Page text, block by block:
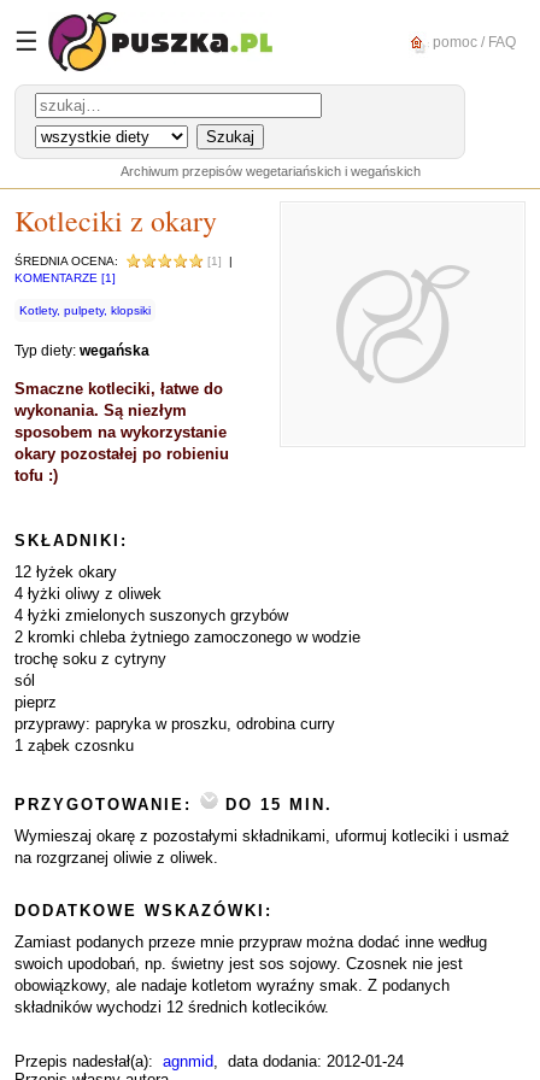
☰ pomoc / FAQ
Archiwum przepisów wegetariańskich i wegańskich
Kotleciki z okary
ŚREDNIA OCENA: [1]
|
KOMENTARZE [1]
Kotlety, pulpety, klopsiki
Typ diety: wegańska
Smaczne kotleciki, łatwe do
wykonania. Są niezłym
sposobem na wykorzystanie
okary pozostałej po robieniu
tofu :)
SKŁADNIKI:
12 łyżek okary
4 łyżki oliwy z oliwek
4 łyżki zmielonych suszonych grzybów
2 kromki chleba żytniego zamoczonego w wodzie
trochę soku z cytryny
sól
pieprz
przyprawy: papryka w proszku, odrobina curry
1 ząbek czosnku
PRZYGOTOWANIE:
DO 15 MIN.
Wymieszaj okarę z pozostałymi składnikami, uformuj kotleciki i usmaż
na rozgrzanej oliwie z oliwek.
DODATKOWE WSKAZÓWKI:
Zamiast podanych przeze mnie przypraw można dodać inne według
swoich upodobań, np. świetny jest sos sojowy. Czosnek nie jest
obowiązkowy, ale nadaje kotletom wyraźny smak. Z podanych
składników wychodzi 12 średnich kotlecików.
Przepis nadesłał(a): agnmid, data dodania: 2012-01-24